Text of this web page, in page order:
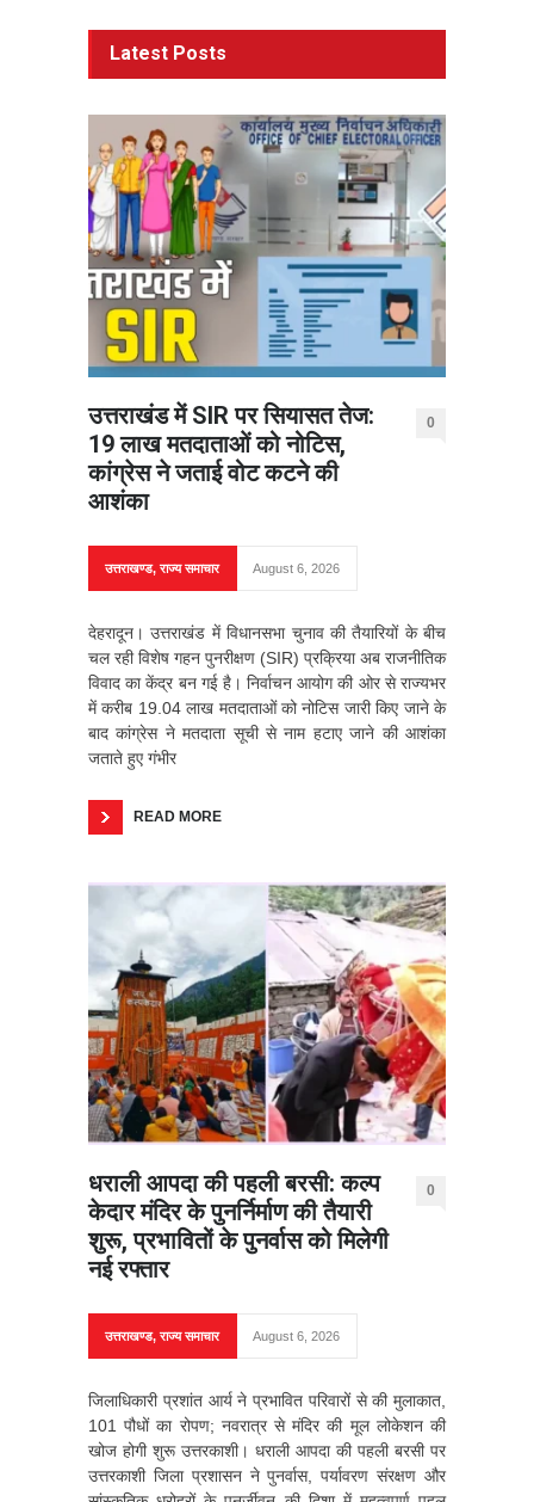
Latest Posts
उत्तराखंड में SIR पर सियासत तेज:
19 लाख मतदाताओं को नोटिस,
कांग्रेस ने जताई वोट कटने की
आशंका
0
उत्तराखण्ड,राज्य समाचार August 6, 2026
देहरादून। उत्तराखंड में विधानसभा चुनाव की तैयारियों के बीच
चल रही विशेष गहन पुनरीक्षण (SIR) प्रक्रिया अब राजनीतिक
विवाद का केंद्र बन गई है। निर्वाचन आयोग की ओर से राज्यभर
में करीब 19.04 लाख मतदाताओं को नोटिस जारी किए जाने के
बाद कांग्रेस ने मतदाता सूची से नाम हटाए जाने की आशंका
जताते हुए गंभीर
READ MORE
धराली आपदा की पहली बरसी: कल्प
केदार मंदिर के पुनर्निर्माण की तैयारी
शुरू, प्रभावितों के पुनर्वास को मिलेगी
नई रफ्तार
0
उत्तराखण्ड,राज्य समाचार August 6, 2026
जिलाधिकारी प्रशांत आर्य ने प्रभावित परिवारों से की मुलाकात,
101 पौधों का रोपण; नवरात्र से मंदिर की मूल लोकेशन की
खोज होगी शुरू उत्तरकाशी। धराली आपदा की पहली बरसी पर
उत्तरकाशी जिला प्रशासन ने पुनर्वास, पर्यावरण संरक्षण और